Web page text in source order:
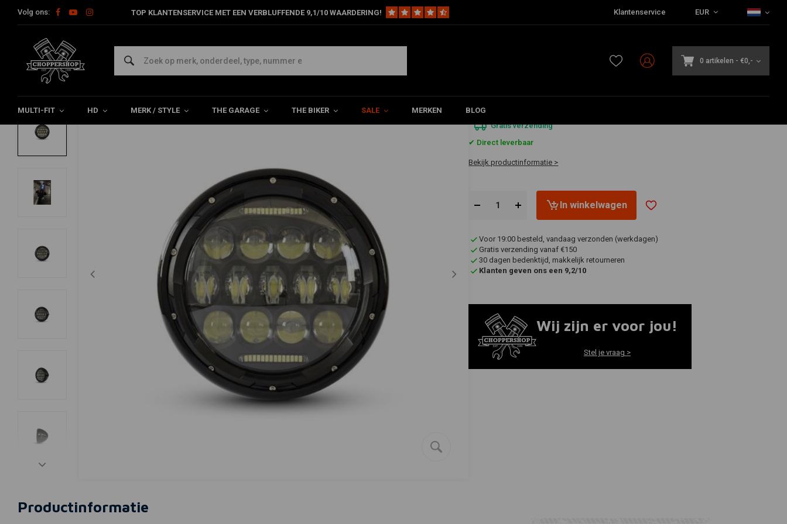
Volg ons: TOP KLANTENSERVICE MET EEN VERBLUFFENDE 9,1/10 WAARDERING! Klantenservice EUR
0 artikelen - €0,-
MULTI-FIT HD MERK / STYLE THE GARAGE THE BIKER SALE MERKEN BLOG
Home Multi-fit Verlichting Koplampen 7" Multi Projector LED Koplamp Black
7" Multi Projector LED Koplamp Black
5/5 (1 reviews)
€199,95
Gratis verzending
✔ Direct leverbaar
Bekijk productinformatie >
In winkelwagen
Voor 19:00 besteld, vandaag verzonden (werkdagen)
Gratis verzending vanaf €150
30 dagen bedenktijd, makkelijk retourneren
Klanten geven ons een 9,2/10
Wij zijn er voor jou!
Stel je vraag >
Productinformatie